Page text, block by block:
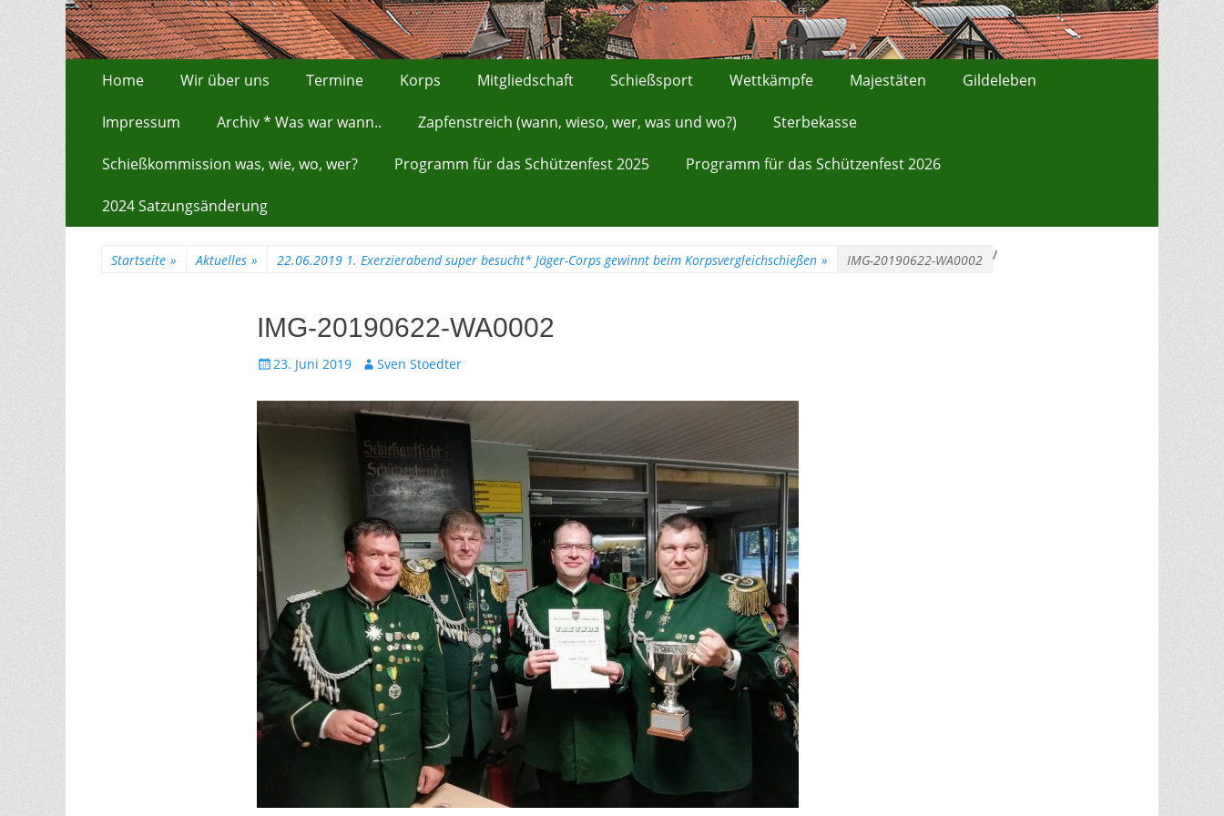
Erstes Menü
Inhalt:
Home Wir über uns Termine Korps Mitgliedschaft Schießsport Wettkämpfe Majestäten Gildeleben
Impressum Archiv * Was war wann.. Zapfenstreich (wann, wieso, wer, was und wo?) Sterbekasse
Schießkommission was, wie, wo, wer? Programm für das Schützenfest 2025 Programm für das Schützenfest 2026
2024 Satzungsänderung
Startseite » Aktuelles » /
22.06.2019 1. Exerzierabend super besucht* Jäger-Corps gewinnt beim Korpsvergleichschießen » IMG-20190622-WA0002
IMG-20190622-WA0002
Gepostet
23. Juni 2019 AutorSven Stoedter